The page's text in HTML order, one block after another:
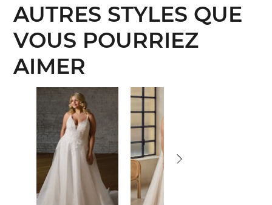
AUTRES STYLES QUE
VOUS POURRIEZ
AIMER